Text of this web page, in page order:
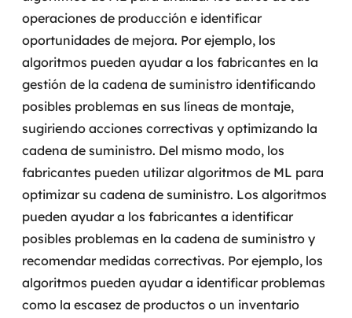
operaciones de producción e identificar
oportunidades de mejora. Por ejemplo, los
algoritmos pueden ayudar a los fabricantes en la
gestión de la cadena de suministro identificando
posibles problemas en sus líneas de montaje,
sugiriendo acciones correctivas y optimizando la
cadena de suministro. Del mismo modo, los
fabricantes pueden utilizar algoritmos de ML para
optimizar su cadena de suministro. Los algoritmos
pueden ayudar a los fabricantes a identificar
posibles problemas en la cadena de suministro y
recomendar medidas correctivas. Por ejemplo, los
algoritmos pueden ayudar a identificar problemas
como la escasez de productos o un inventario